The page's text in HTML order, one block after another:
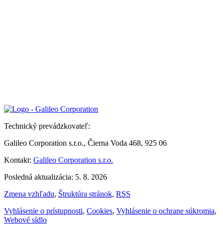
Technický prevádzkovateľ:
Galileo Corporation s.r.o., Čierna Voda 468, 925 06
Kontakt: Galileo Corporation s.r.o.
Posledná aktualizácia: 5. 8. 2026
Zmena vzhľadu, Štruktúra stránok, RSS
Vyhlásenie o prístupnosti, Cookies, Vyhlásenie o ochrane súkromia,
Webové sídlo